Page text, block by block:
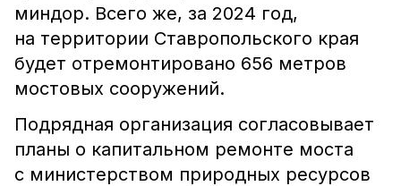
миндор. Всего же, за 2024 год,
на территории Ставропольского края
будет отремонтировано 656 метров
мостовых сооружений.
Подрядная организация согласовывает
планы о капитальном ремонте моста
с министерством природных ресурсов